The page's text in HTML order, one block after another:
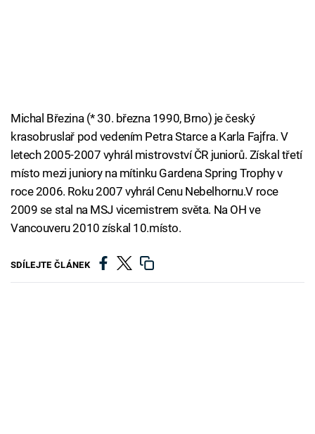
Michal Březina (* 30. března 1990, Brno) je český
krasobruslař pod vedením Petra Starce a Karla Fajfra. V
letech 2005-2007 vyhrál mistrovství ČR juniorů. Získal třetí
místo mezi juniory na mítinku Gardena Spring Trophy v
roce 2006. Roku 2007 vyhrál Cenu Nebelhornu.V roce
2009 se stal na MSJ vicemistrem světa. Na OH ve
Vancouveru 2010 získal 10.místo.
SDÍLEJTE ČLÁNEK